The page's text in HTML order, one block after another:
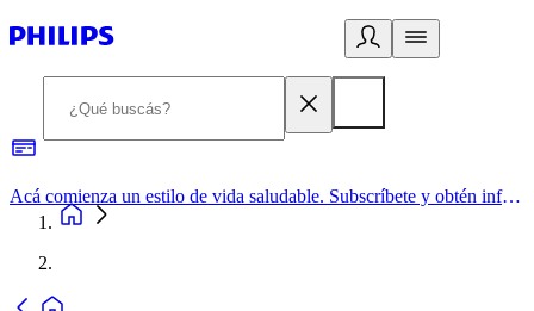
Acá comienza un estilo de vida saludable. Subscríbete y obtén información de primera mano